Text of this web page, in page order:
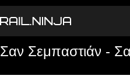
Σαν Σεμπαστιάν -